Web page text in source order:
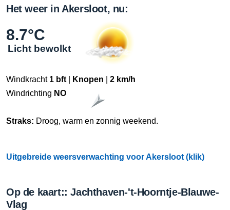
Het weer in Akersloot, nu:
8.7°C
Licht bewolkt
Windkracht 1 bft Knopen
2 km/h
Windrichting NO
Straks: Droog, warm en zonnig weekend.
Uitgebreide weersverwachting voor Akersloot (klik)
Op de kaart:: Jachthaven-'t-Hoorntje-Blauwe-
Vlag